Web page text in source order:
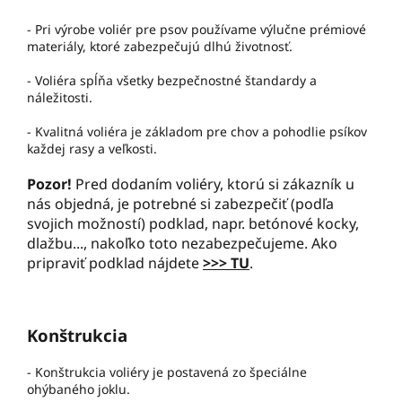
- Pri výrobe voliér pre psov používame výlučne prémiové
materiály, ktoré zabezpečujú dlhú životnosť.
- Voliéra spĺňa všetky bezpečnostné štandardy a
náležitosti.
- Kvalitná voliéra je základom pre chov a pohodlie psíkov
každej rasy a veľkosti.
Pozor! Pred dodaním voliéry, ktorú si zákazník u
nás objedná, je potrebné si zabezpečiť (podľa
svojich možností) podklad, napr. betónové kocky,
dlažbu..., nakoľko toto nezabezpečujeme. Ako
pripraviť podklad nájdete>>> TU.
Konštrukcia
- Konštrukcia voliéry je postavená zo špeciálne
ohýbaného joklu.